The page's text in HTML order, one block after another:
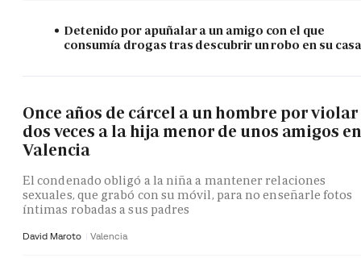
Detenido por apuñalar a un amigo con el que
consumía drogas tras descubrir un robo en su
Once años de cárcel a un hombre por violar
dos veces a la hija menor de unos amigos en
Valencia
El condenado obligó a la niña a mantener relaciones
sexuales, que grabó con su móvil, para no enseñarle fotos
íntimas robadas a sus padres
David Maroto Valencia